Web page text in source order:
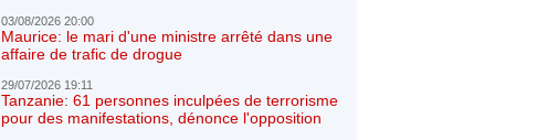
03/08/2026 20:00
Maurice: le mari d'une ministre arrêté dans une
affaire de trafic de drogue
29/07/2026 19:11
Tanzanie: 61 personnes inculpées de terrorisme
pour des manifestations, dénonce l'opposition